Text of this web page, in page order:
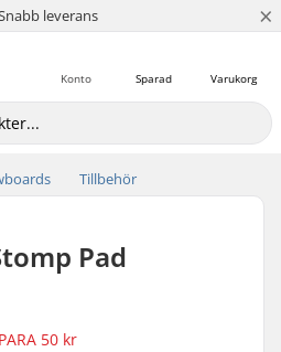
leverans
5+ milj. kunder ×
Varukorg
Sparad
Konto
Tillbehör
Pad
50 kr